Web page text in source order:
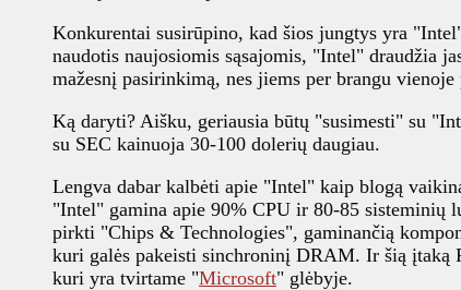
Konkurentai susirūpino, kad šios jungtys yra
naudotis naujosiomis sąsajomis, "Intel" draudžia
mažesnį pasirinkimą, nes jiems per brangu
Ką daryti? Aišku, geriausia būtų "susimesti" su
su SEC kainuoja 30-100 dolerių daugiau.
Lengva dabar kalbėti apie "Intel" kaip blogą
"Intel" gamina apie 90% CPU ir 80-85 sisteminių
pirkti "Chips & Technologies", gaminančią
kuri galės pakeisti sinchroninį DRAM. Ir šią įtaką
kuri yra tvirtame "Microsoft" glėbyje.